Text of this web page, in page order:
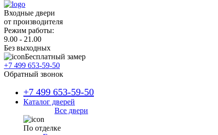
Входные двери
от производителя
Режим работы:
9.00 - 21.00
Без выходных
Бесплатный замер
+7 499 653-59-50
Обратный звонок
+7 499 653-59-50
Каталог дверей
Все двери
По отделке